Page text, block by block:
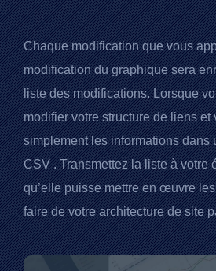
Chaque modification que vous
modification du graphique sera
liste des modifications. Lorsque
modifier votre structure de liens et
simplement les informations dans
CSV. Transmettez la liste à votre
qu’elle puisse mettre en œuvre
faire de votre architecture de site